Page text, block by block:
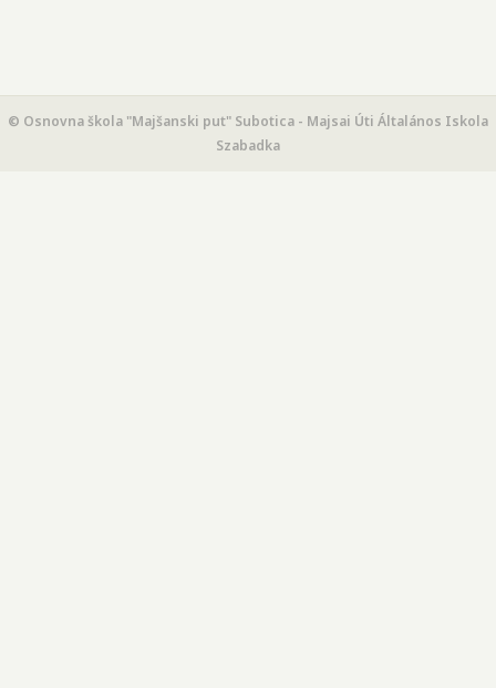
© Osnovna škola "Majšanski put" Subotica - Majsai Úti Általános Iskola
Szabadka